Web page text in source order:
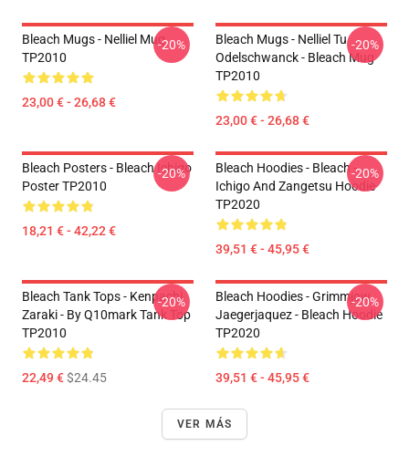
Bleach Mugs - Nelliel Mug
TP2010
23,00 € - 26,68 €
-20%
Bleach Mugs - Nelliel Tu
Odelschwanck - Bleach Mug
TP2010
23,00 € - 26,68 €
-20%
Bleach Posters - Bleach Ichigo
Poster TP2010
18,21 € - 42,22 €
-20%
Bleach Hoodies - Bleach -
Ichigo And Zangetsu Hoodie
TP2020
39,51 € - 45,95 €
-20%
Bleach Tank Tops - Kenpachi
Zaraki - By Q10mark Tank Top
TP2010
22,49 €$24.45
-20%
Bleach Hoodies - Grimmjow
Jaegerjaquez - Bleach Hoodie
TP2020
39,51 € - 45,95 €
-20%
VER MÁS